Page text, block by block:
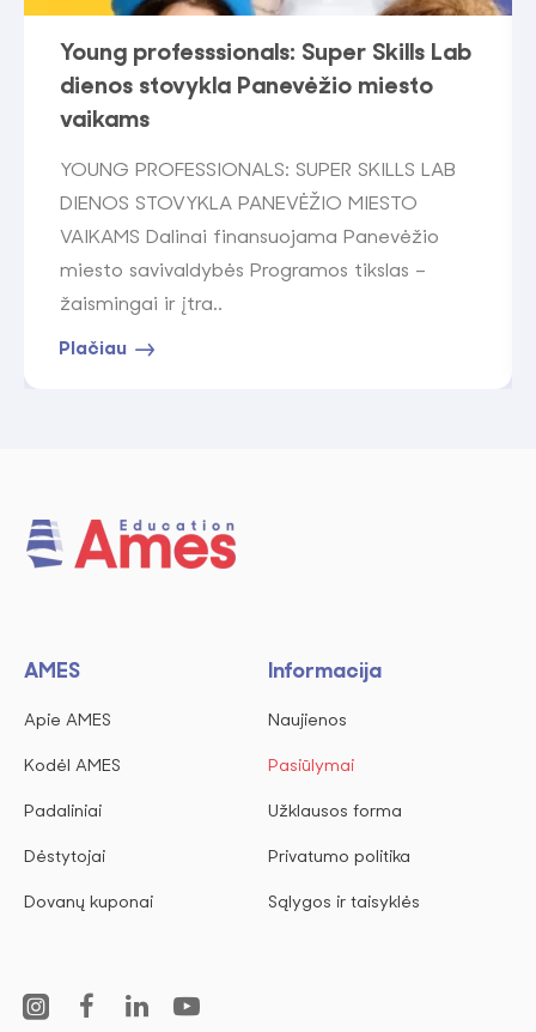
Young professsionals: Super Skills Lab
dienos stovykla Panevėžio miesto
vaikams
YOUNG PROFESSIONALS: SUPER SKILLS LAB
DIENOS STOVYKLA PANEVĖŽIO MIESTO
VAIKAMS Dalinai finansuojama Panevėžio
miesto savivaldybės Programos tikslas –
žaismingai ir įtra..
Plačiau
AMES
Apie AMES
Kodėl AMES
Padaliniai
Dėstytojai
Dovanų kuponai
Informacija
Naujienos
Pasiūlymai
Užklausos forma
Privatumo politika
Sąlygos ir taisyklės